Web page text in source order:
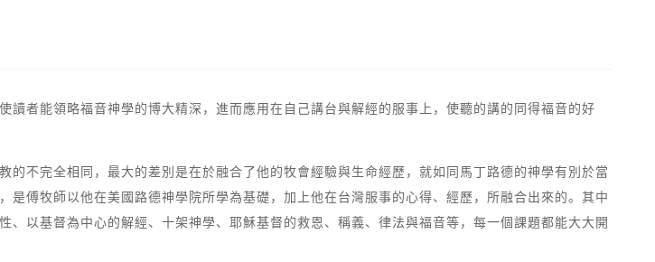
者能領略福音神學的博大精深，進而應用在自己講台與解經的服事上，使聽的講的同得福音的好
不完全相同，最大的差別是在於融合了他的牧會經驗與生命經歷，就如同馬丁路德的神學有別於當
傅牧師以他在美國路德神學院所學為基礎，加上他在台灣服事的心得、經歷，所融合出來的。其中
以基督為中心的解經、十架神學、耶穌基督的救恩、稱義、律法與福音等，每一個課題都能大大開